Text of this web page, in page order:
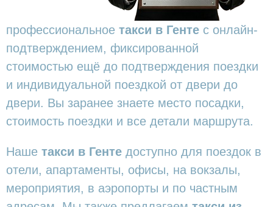
профессиональное такси в Генте с онлайн-
подтверждением, фиксированной
стоимостью ещё до подтверждения поездки
и индивидуальной поездкой от двери до
двери. Вы заранее знаете место посадки,
стоимость поездки и все детали маршрута.
Наше такси в Генте доступно для поездок в
отели, апартаменты, офисы, на вокзалы,
мероприятия, в аэропорты и по частным